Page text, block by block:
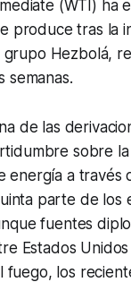
(WTI) ha
produce tras la
Hezbolá,
semanas.
de las
sobre
energía a través
parte de los
fuentes
Estados
los